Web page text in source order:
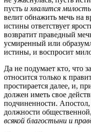
пусть и хвалится
велит обнажить мечь на
истины ответствует
возвратит праведный
усмиренный или
истины, и воспросит
Да не подумает кто, что
относится только к
простирается далее, и,
должен иметь свое
подчиненности. Апостол,
должности
всякой благостыни и